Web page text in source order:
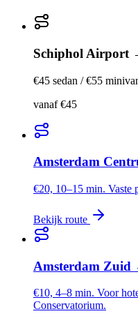
Schiphol Airport
€45 sedan / €55
vanaf €45
Amsterdam
€20, 10–15 min. Vaste
Bekijk route
Amsterdam Zuid
€10, 4–8 min. Voor
Conservatorium.